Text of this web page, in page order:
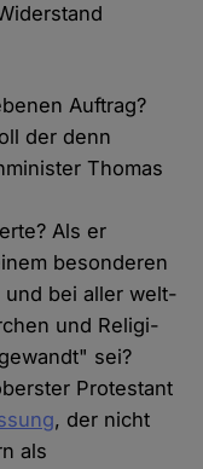
Auftrag?
der denn
Thomas
Als er
be­son­de­ren
und bei aller welt­
und Re­li­gi­
sei?
Protestant
, der nicht
als